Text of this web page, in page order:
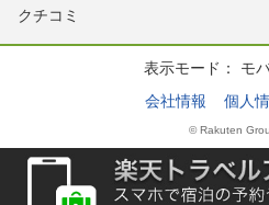
クチコミ
表示モード： モ
会社情報
個人
© Rakuten